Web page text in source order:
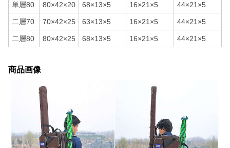
単層80 80×42×20 68×13×5 16×21×5 44×21×5
二層70 70×42×25 63×13×5 16×21×5 44×21×5
二層80 80×42×25 68×13×5 16×21×5 44×21×5
商品画像